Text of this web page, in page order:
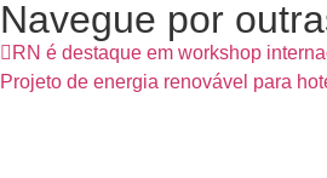
Navegue por
RN é destaque em workshop
Projeto de energia renovável para